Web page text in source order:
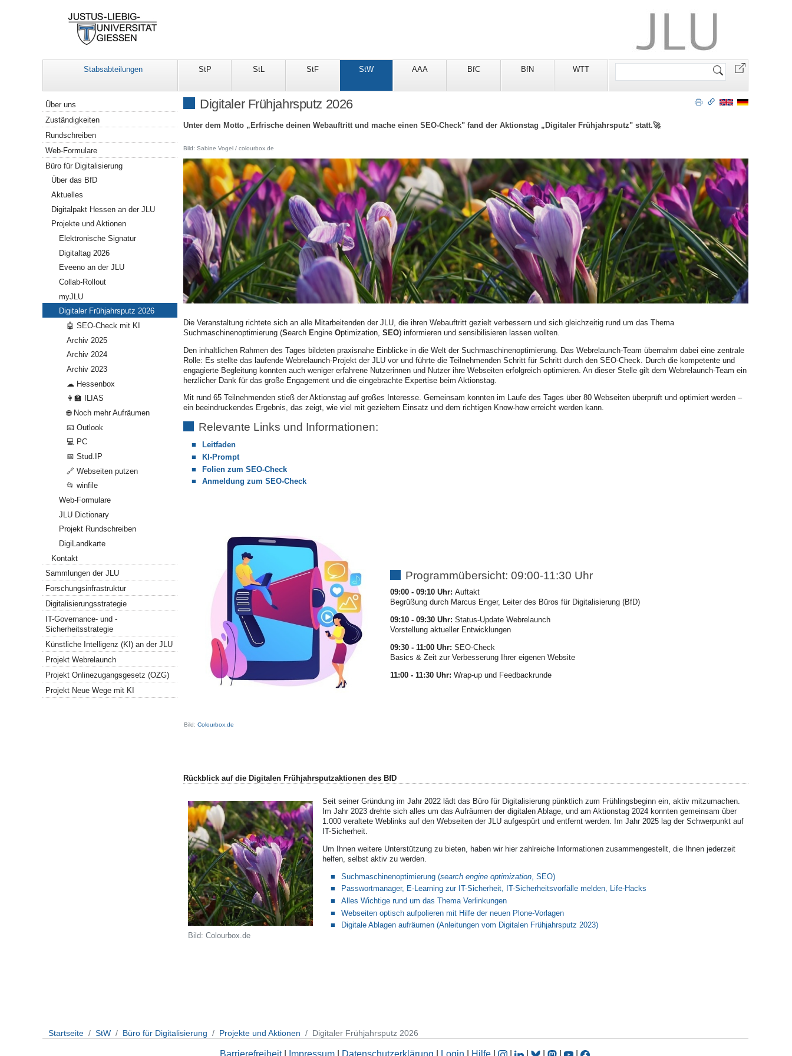
Stabsabteilungen StP StL StF StW AAA BfC BfN WTT
Website
Digitaler Frühjahrsputz 2026
Unter dem Motto „Erfrische deinen Webauftritt und mache einen SEO-Check" fand der Aktionstag „Digitaler Frühjahrsputz" statt.🚀
Bild: Sabine Vogel / colourbox.de
Die Veranstaltung richtete sich an alle Mitarbeitenden der JLU, die ihren Webauftritt gezielt verbessern und sich gleichzeitig rund um das Thema
Suchmaschinenoptimierung (Search Engine Optimization, SEO) informieren und sensibilisieren lassen wollten.
Den inhaltlichen Rahmen des Tages bildeten praxisnahe Einblicke in die Welt der Suchmaschinenoptimierung. Das Webrelaunch-Team übernahm dabei eine zentrale
Rolle: Es stellte das laufende Webrelaunch-Projekt der JLU vor und führte die Teilnehmenden Schritt für Schritt durch den SEO-Check. Durch die kompetente und
engagierte Begleitung konnten auch weniger erfahrene Nutzerinnen und Nutzer ihre Webseiten erfolgreich optimieren. An dieser Stelle gilt dem Webrelaunch-Team ein
herzlicher Dank für das große Engagement und die eingebrachte Expertise beim Aktionstag.
Mit rund 65 Teilnehmenden stieß der Aktionstag auf großes Interesse. Gemeinsam konnten im Laufe des Tages über 80 Webseiten überprüft und optimiert werden –
ein beeindruckendes Ergebnis, das zeigt, wie viel mit gezieltem Einsatz und dem richtigen Know-how erreicht werden kann.
Relevante Links und Informationen:
Leitfaden
KI-Prompt
Folien zum SEO-Check
Anmeldung zum SEO-Check
Bild: Colourbox.de
Programmübersicht: 09:00-11:30 Uhr
09:00 - 09:10 Uhr: Auftakt
Begrüßung durch Marcus Enger, Leiter des Büros für Digitalisierung (BfD)
09:10 - 09:30 Uhr: Status-Update Webrelaunch
Vorstellung aktueller Entwicklungen
09:30 - 11:00 Uhr: SEO-Check
Basics & Zeit zur Verbesserung Ihrer eigenen Website
11:00 - 11:30 Uhr: Wrap-up und Feedbackrunde
Rückblick auf die Digitalen Frühjahrsputzaktionen des BfD
Bild: Colourbox.de
Seit seiner Gründung im Jahr 2022 lädt das Büro für Digitalisierung pünktlich zum Frühlingsbeginn ein, aktiv mitzumachen.
Im Jahr 2023 drehte sich alles um das Aufräumen der digitalen Ablage, und am Aktionstag 2024 konnten gemeinsam über
1.000 veraltete Weblinks auf den Webseiten der JLU aufgespürt und entfernt werden. Im Jahr 2025 lag der Schwerpunkt auf
IT-Sicherheit.
Um Ihnen weitere Unterstützung zu bieten, haben wir hier zahlreiche Informationen zusammengestellt, die Ihnen jederzeit
helfen, selbst aktiv zu werden.
Suchmaschinenoptimierung (search engine optimization , SEO)
Passwortmanager, E-Learning zur IT-Sicherheit, IT-Sicherheitsvorfälle melden, Life-Hacks
Alles Wichtige rund um das Thema Verlinkungen
Webseiten optisch aufpolieren mit Hilfe der neuen Plone-Vorlagen
Digitale Ablagen aufräumen (Anleitungen vom Digitalen Frühjahrsputz 2023)
Navigation
Über uns
Zuständigkeiten
Rundschreiben
Web-Formulare
Büro für Digitalisierung
Über das BfD
Aktuelles
Digitalpakt Hessen an der JLU
Projekte und Aktionen
Elektronische Signatur
Digitaltag 2026
Eveeno an der JLU
Collab-Rollout
myJLU
Digitaler Frühjahrsputz 2026
🤖 SEO-Check mit KI
Archiv 2025
Archiv 2024
Archiv 2023
☁ Hessenbox
👩‍🏫 ILIAS
🌐 Noch mehr Aufräumen
📧 Outlook
💻 PC
📅 Stud.IP
🔗 Webseiten putzen
📂 winfile
Web-Formulare
JLU Dictionary
Projekt Rundschreiben
DigiLandkarte
Kontakt
Sammlungen der JLU
Forschungsinfrastruktur
Digitalisierungsstrategie
IT-Governance- und -
Sicherheitsstrategie
Künstliche Intelligenz (KI) an der JLU
Projekt Webrelaunch
Projekt Onlinezugangsgesetz (OZG)
Projekt Neue Wege mit KI
Startseite StW Büro für Digitalisierung Projekte und Aktionen Digitaler Frühjahrsputz 2026